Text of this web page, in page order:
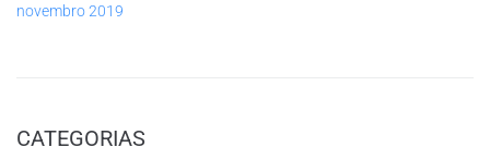
novembro 2019
CATEGORIAS